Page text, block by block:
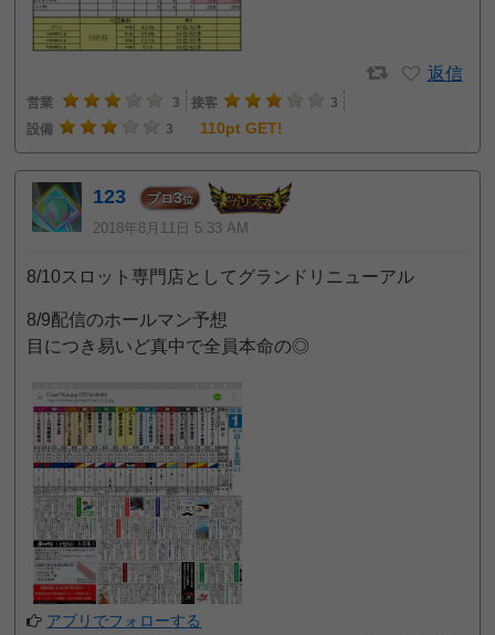
返信
営業 3 接客
3
設備
3 110pt GET!
123 プロ3位
2018年8月11日 5:33 AM
8/10スロット専門店としてグランドリニューアル
8/9配信のホールマン予想
目につき易いど真中で全員本命の◎
アプリでフォローする